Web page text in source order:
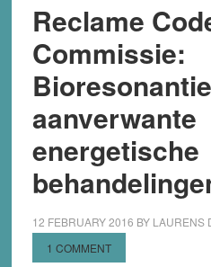
Reclame
Commissie:
aanverwante
energetische
12 FEBRUARY 2016 BY LAURENS
1 COMMENT